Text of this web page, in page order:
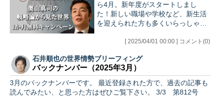
ら4月。新年度がスタートしまし
た！新しい職場や学校など、新生活
を迎えられた方も多くいらっしゃる
うした皆様の新しい門出をお祝いす
援特別企画…
[ 2025/04/01 00:00 ] コメント(0)
石井順也の世界情勢ブリーフィング
バックナンバー（2025年3月）
3月のバックナンバーです。 最近登録された方で、過去の記事も
読んでみたい、と思った方はぜひご覧下さい。 3/3 第812号